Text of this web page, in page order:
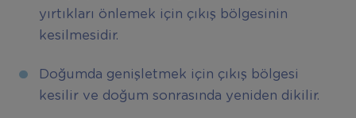
yırtıkları önlemek için çıkış bölgesinin
kesilmesidir.
Doğumda genişletmek için çıkış bölgesi
kesilir ve doğum sonrasında yeniden dikilir.